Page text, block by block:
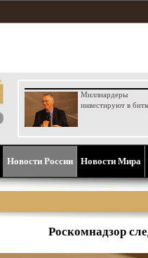
Миллиардеры
инвестируют в
Новости России Новости Мира
Роскомнадзор